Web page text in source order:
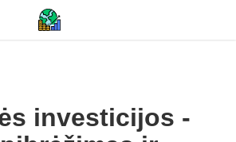
investicijos -